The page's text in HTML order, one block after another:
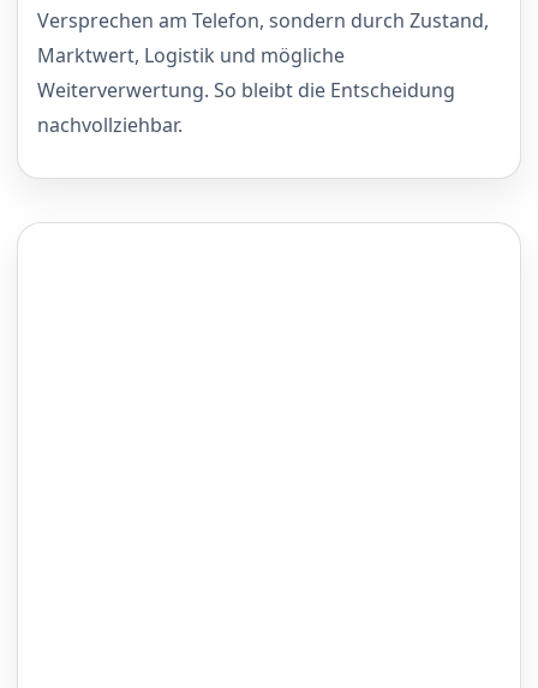
Versprechen am Telefon, sondern durch Zustand,
Marktwert, Logistik und mögliche
Weiterverwertung. So bleibt die Entscheidung
nachvollziehbar.